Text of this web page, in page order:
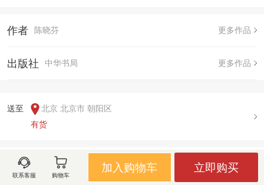
作者 陈晓芬 更多作品
出版社 中华书局 更多作品
送至
北京 北京市 朝阳区
有货
用户评论(
联系客服 购物车
加入购物车 立即购买